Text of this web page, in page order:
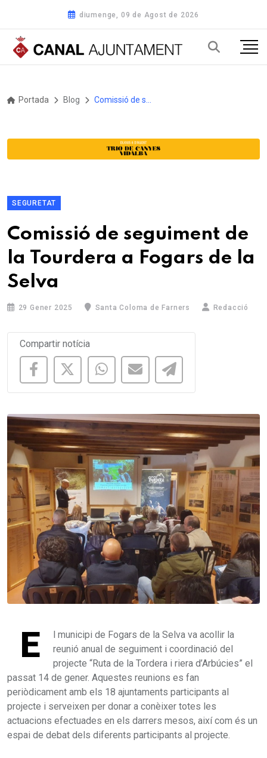
diumenge, 09 de Agost de 2026
Portada Blog
SEGURETAT
Comissió de seguiment de
la Tourdera a Fogars de la
Selva
29 Gener 2025 Santa Coloma de Farners Redacció
Compartir notícia
E
l municipi de Fogars de la Selva va acollir la
reunió anual de seguiment i coordinació del
projecte “Ruta de la Tordera i riera d’Arbúcies” el
passat 14 de gener. Aquestes reunions es fan
periòdicament amb els 18 ajuntaments participants al
projecte i serveixen per donar a conèixer totes les
actuacions efectuades en els darrers mesos, així com és un
espai de debat dels diferents participants al projecte.